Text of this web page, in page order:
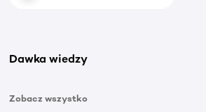
Dawka wiedzy
Zobacz wszystko